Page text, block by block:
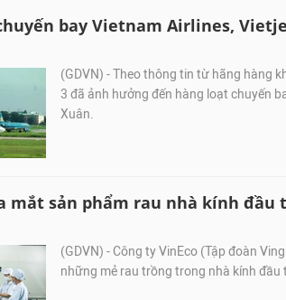
bay Vietnam Airlines,
(GDVN) - Theo thông tin từ hãng hàng
3 đã ảnh hưởng đến hàng loạt chuyến
Xuân.
mắt sản phẩm rau nhà kính đầu
(GDVN) - Công ty VinEco (Tập đoàn
những mẻ rau trồng trong nhà kính đầu